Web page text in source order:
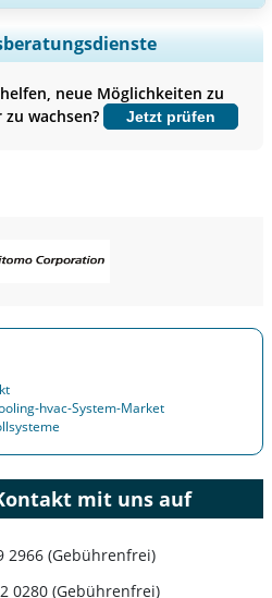
Abdeckung erweitern,
Wettbewerbs-
anpassen
neue Möglichkeiten zu
wachsen?
Jetzt prüfen
hvac-System-Market
mit uns auf
2966 (Gebührenfrei)
0280 (Gebührenfrei)